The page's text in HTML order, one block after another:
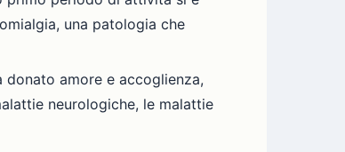
una patologia che
amore e accoglienza,
neurologiche, le malattie